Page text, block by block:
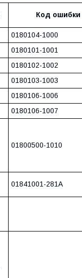
Код ошибки
0180104-1000
0180101-1001
0180102-1002
0180103-1003
0180106-1006
0180106-1007
01800500-1010
01841001-281A